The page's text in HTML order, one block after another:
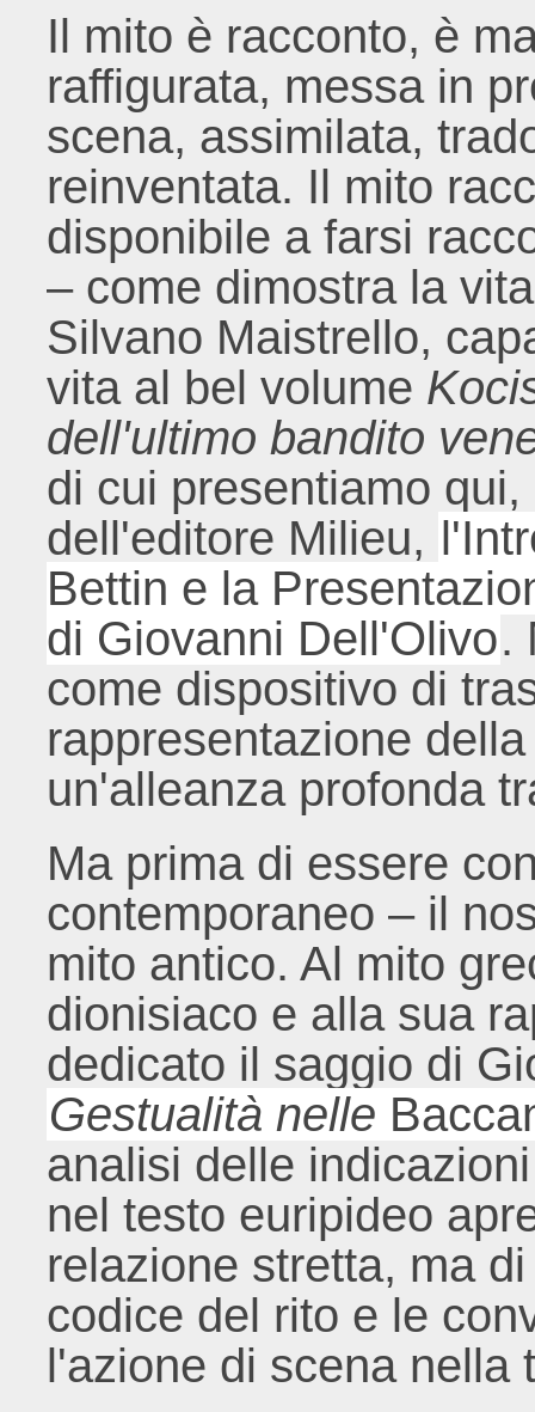
Il mito è racconto, è
raffigurata, messa in
scena, assimilata,
reinventata. Il mito
disponibile a farsi
– come dimostra la
Silvano Maistrello,
vita al bel volume
dell'ultimo bandito
di cui presentiamo
dell'editore Milieu,
Bettin e la
di Giovanni Dell'Olivo.
come dispositivo di
rappresentazione
un'alleanza profonda
Ma prima di essere
contemporaneo – il
mito antico. Al mito
dionisiaco e alla sua
dedicato il saggio di
Gestualità nelle
analisi delle
nel testo euripideo
relazione stretta, ma
codice del rito e le
l'azione di scena nella